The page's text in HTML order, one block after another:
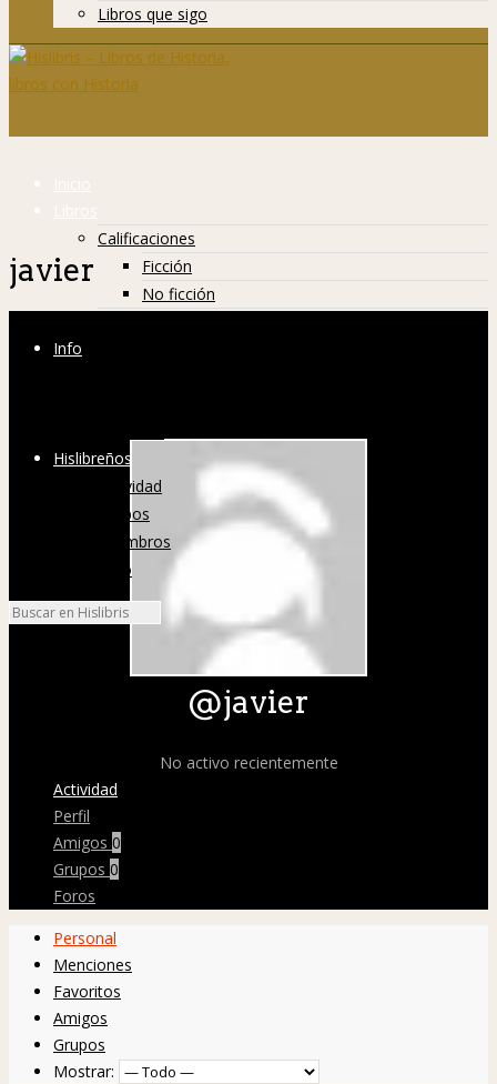
Libros que sigo
Inicio
Libros
Calificaciones
Ficción
No ficción
Info
Hislibreños
Actividad
Grupos
Miembros
Foro
javier
@javier
No activo recientemente
Actividad
Perfil
Amigos 0
Grupos 0
Foros
Personal
Menciones
Favoritos
Amigos
Grupos
Mostrar: